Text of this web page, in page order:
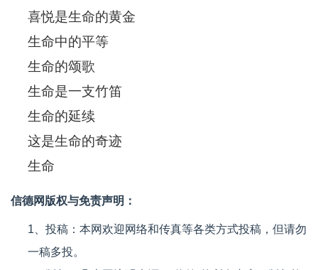
喜悦是生命的黄金
生命中的平等
生命的颂歌
生命是一支竹笛
生命的延续
这是生命的奇迹
生命
信德网版权与免责声明：
1、投稿：本网欢迎网络和传真等各类方式投稿，但请勿
一稿多投。